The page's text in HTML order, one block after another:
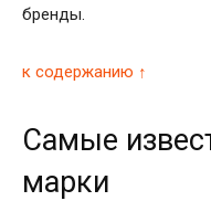
бренды.
к содержанию ↑
Самые
марки